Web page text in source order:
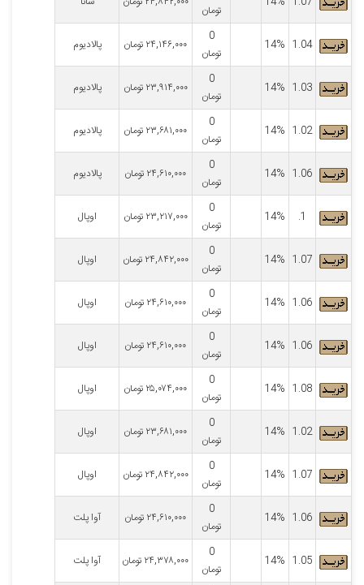
تومان
1.04
14%
0
تومان
۲۴,۱۴۶,۰۰۰ تومان پالادیوم
1.03
14%
0
تومان
۲۳,۹۱۴,۰۰۰ تومان پالادیوم
1.02
14%
0
تومان
۲۳,۶۸۱,۰۰۰ تومان پالادیوم
1.06
14%
0
تومان
۲۴,۶۱۰,۰۰۰ تومان پالادیوم
1.
14%
0
تومان
۲۳,۲۱۷,۰۰۰ تومان اوپال
1.07
14%
0
تومان
۲۴,۸۴۲,۰۰۰ تومان اوپال
1.06
14%
0
تومان
۲۴,۶۱۰,۰۰۰ تومان اوپال
1.06
14%
0
تومان
۲۴,۶۱۰,۰۰۰ تومان اوپال
1.08
14%
0
تومان
۲۵,۰۷۴,۰۰۰ تومان اوپال
1.02
14%
0
تومان
۲۳,۶۸۱,۰۰۰ تومان اوپال
1.07
14%
0
تومان
۲۴,۸۴۲,۰۰۰ تومان اوپال
1.06
14%
0
تومان
۲۴,۶۱۰,۰۰۰ تومان آوا پلت
1.05
14%
0
تومان
۲۴,۳۷۸,۰۰۰ تومان آوا پلت